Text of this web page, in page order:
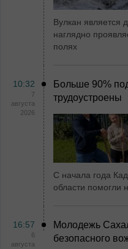
Вулкан является
наглядно
полях
10:32
7
августа
2026
Больше 90%
трудоустроены
С начала года
области помогли
16:57
6
августа
Молодежь
безопасного